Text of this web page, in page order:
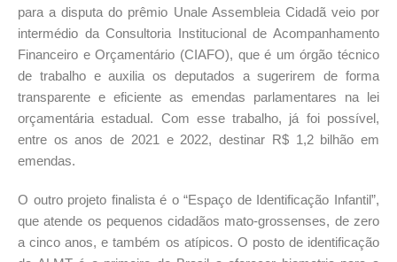
para a disputa do prêmio Unale Assembleia Cidadã veio por
intermédio da Consultoria Institucional de Acompanhamento
Financeiro e Orçamentário (CIAFO), que é um órgão técnico
de trabalho e auxilia os deputados a sugerirem de forma
transparente e eficiente as emendas parlamentares na lei
orçamentária estadual. Com esse trabalho, já foi possível,
entre os anos de 2021 e 2022, destinar R$ 1,2 bilhão em
emendas.
O outro projeto finalista é o “Espaço de Identificação Infantil”,
que atende os pequenos cidadãos mato-grossenses, de zero
a cinco anos, e também os atípicos. O posto de identificação